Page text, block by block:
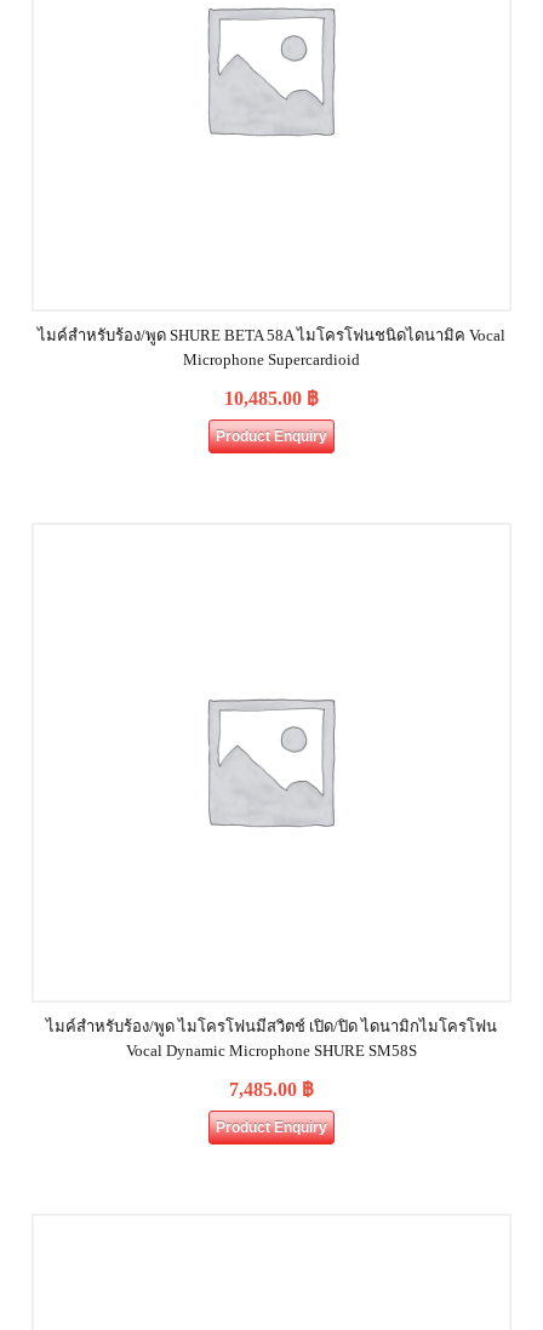
ไมค์สำหรับร้อง/พูด SHURE BETA 58A ไมโครโฟนชนิดไดนามิค Vocal
Microphone Supercardioid
10,485.00 ฿
Product Enquiry
ไมค์สำหรับร้อง/พูด ไมโครโฟนมีสวิตช์ เปิด/ปิด ไดนามิกไมโครโฟน
Vocal Dynamic Microphone SHURE SM58S
7,485.00 ฿
Product Enquiry